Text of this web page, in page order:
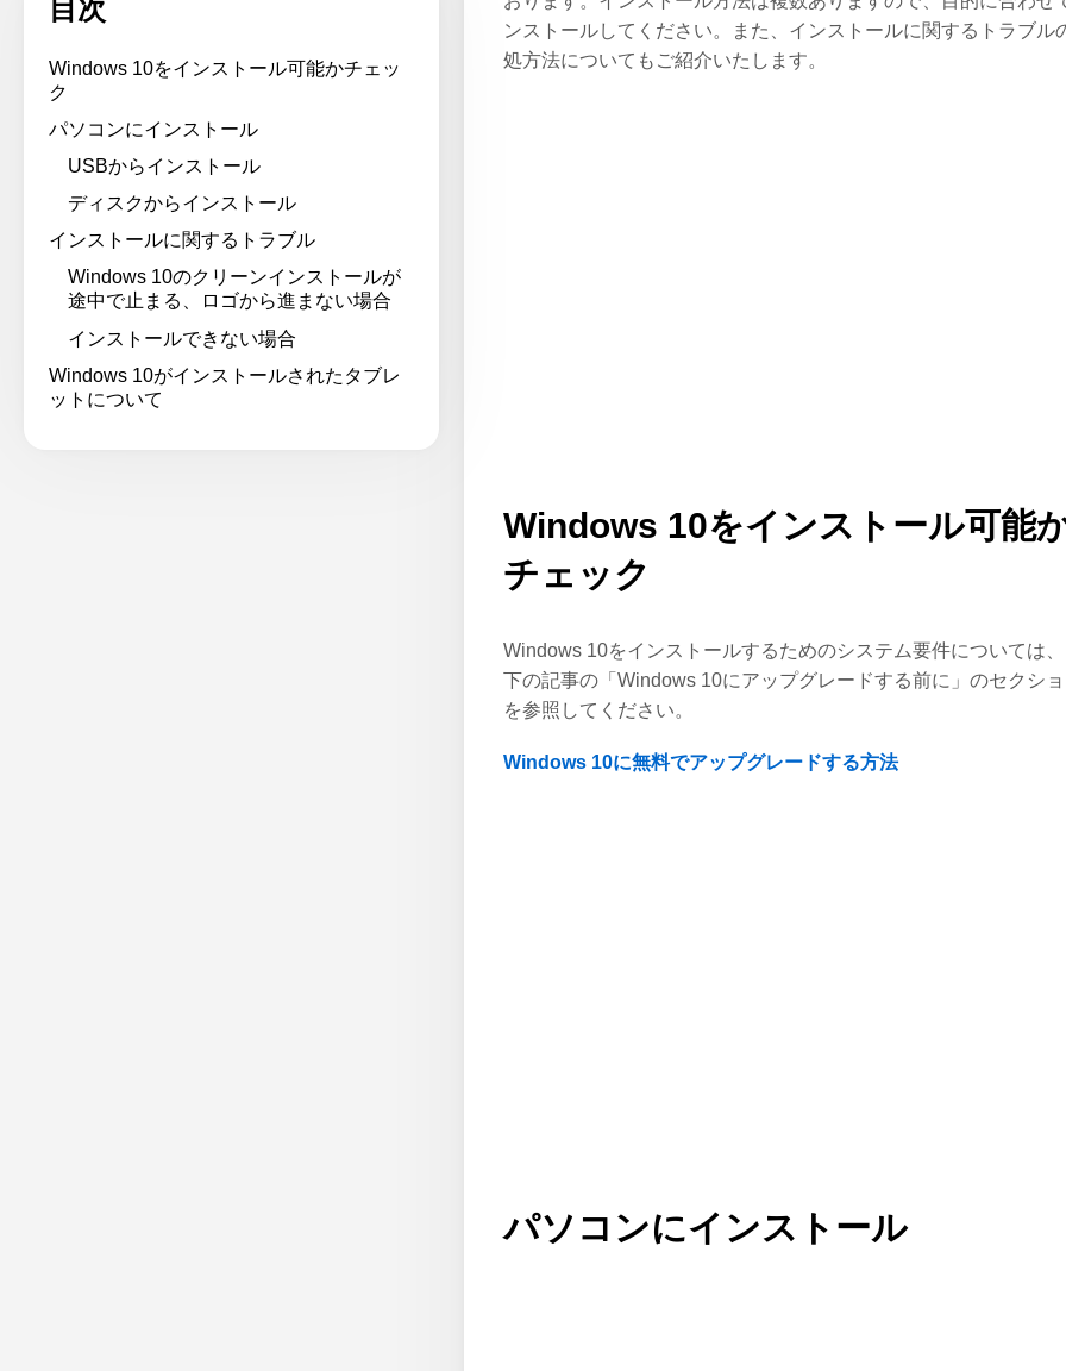
目次
Windows 10をインストール可能かチェッ
ク
パソコンにインストール
USBからインストール
ディスクからインストール
インストールに関するトラブル
Windows 10のクリーンインストールが
途中で止まる、ロゴから進まない場合
インストールできない場合
Windows 10がインストールされたタブレ
ットについて
ンストールしてください。また、インストールに関するトラブル
処方法についてもご紹介いたします。
Windows 10をインストール可能
チェック
Windows 10をインストールするためのシステム要件については
下の記事の「Windows 10にアップグレードする前に」のセクシ
を参照してください。
Windows 10に無料でアップグレードする方法
パソコンにインストール